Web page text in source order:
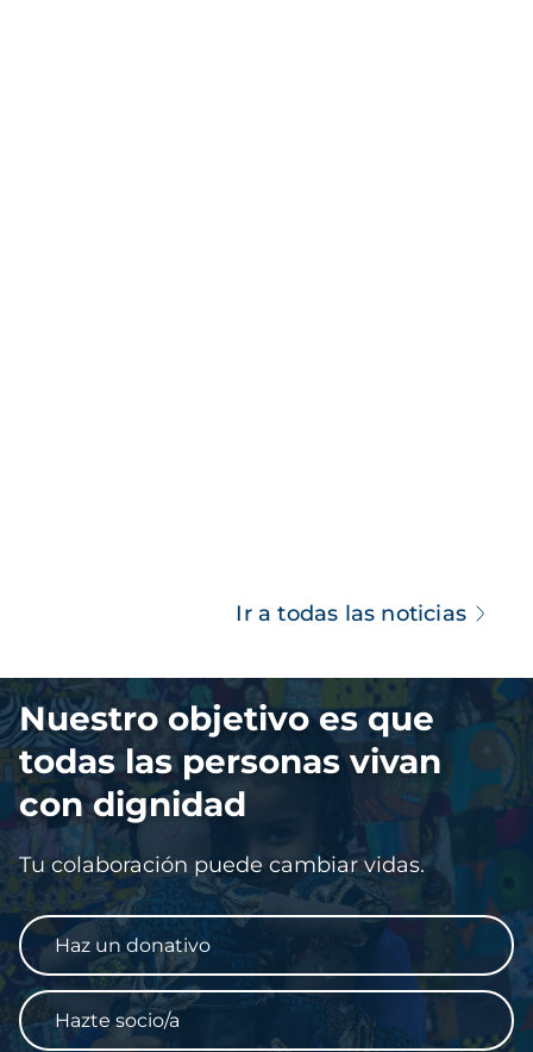
Ir a todas las noticias
Imagen
Nuestro objetivo es que
todas las personas vivan
con dignidad
Tu colaboración puede cambiar vidas.
Haz un donativo
Hazte socio/a